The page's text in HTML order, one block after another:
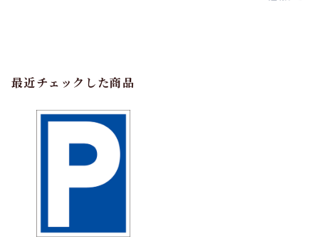
最近チェックした商品